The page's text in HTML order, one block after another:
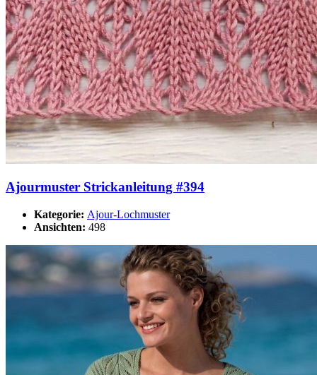
Ajourmuster Strickanleitung #394
Kategorie: Ajour-Lochmuster
Ansichten: 498